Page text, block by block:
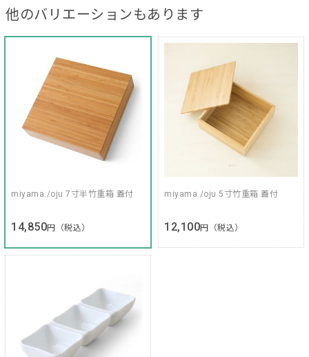
他のバリエーションもあります
miyama./oju 7寸半竹重箱 蓋付
14,850円（税込）
miyama./oju 5寸竹重箱 蓋付
12,100円（税込）